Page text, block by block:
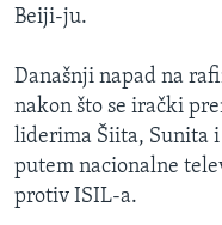
Beiji-ju.
Današnji napad na
nakon što se irački
liderima Šiita, Sunita i
putem nacionalne
protiv ISIL-a.